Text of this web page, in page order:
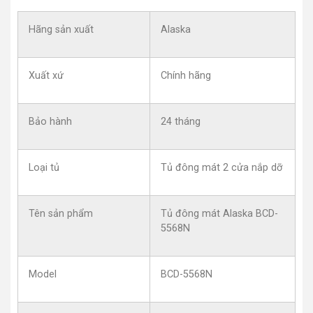
Hãng sản xuất Alaska
Xuất xứ Chính hãng
Bảo hành 24 tháng
Loại tủ Tủ đông mát 2 cửa nắp dỡ
Tên sản phẩm
Tủ đông mát Alaska BCD-
5568N
Model BCD-5568N